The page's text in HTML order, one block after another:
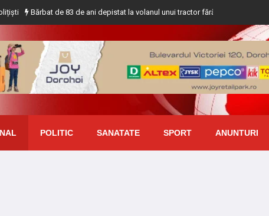
de 83 de ani depistat la volanul unui tractor fără a deține permis de conducere
POLITIC SANATATE SPORT ANUNTURI